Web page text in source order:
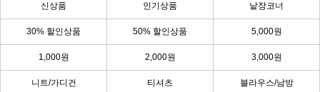
신상품 인기상품 낱장코너
30% 할인상품 50% 할인상품 5,000원
1,000원 2,000원 3,000원
니트/가디건 티셔츠 블라우스/남방